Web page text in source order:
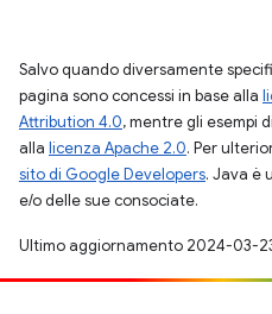
Salvo quando diversamente
pagina sono concessi in base alla
Attribution 4.0, mentre gli esempi
alla licenza Apache 2.0. Per
sito di Google Developers. Java è
e/o delle sue consociate.
Ultimo aggiornamento 2024-03-